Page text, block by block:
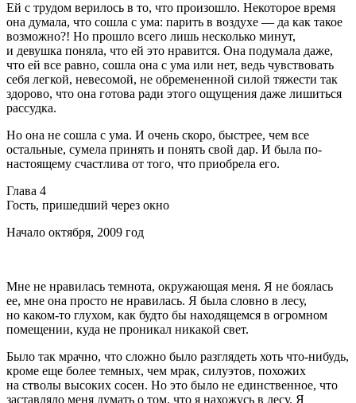
Ей с трудом верилось в то, что произошло. Некоторое время
она думала, что сошла с ума: парить в воздухе — да как такое
возможно?! Но прошло всего лишь несколько минут,
и девушка поняла, что ей это нравится. Она подумала даже,
что ей все равно, сошла она с ума или нет, ведь чувствовать
себя легкой, невесомой, не обремененной силой тяжести так
здорово, что она готова ради этого ощущения даже лишиться
рассудка.
Но она не сошла с ума. И очень скоро, быстрее, чем все
остальные, сумела принять и понять свой дар. И была по-
настоящему счастлива от того, что приобрела его.
Глава 4
Гость, пришедший через окно
Начало октября, 2009 год
Мне не нравилась темнота, окружающая меня. Я не боялась
ее, мне она просто не нравилась. Я была словно в лесу,
но каком-то глухом, как будто бы находящемся в огромном
помещении, куда не проникал никакой свет.
Было так мрачно, что сложно было разглядеть хоть что-нибудь,
кроме еще более темных, чем мрак, силуэтов, похожих
на стволы высоких сосен. Но это было не единственное, что
заставляло меня думать о том, что я нахожусь в лесу. Я